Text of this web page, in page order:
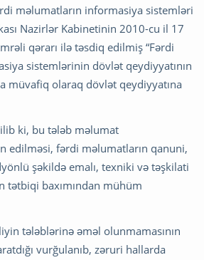
məlumatların informasiya sistemləri
Nazirlər Kabinetinin 2010-cu il 17
qərarı ilə təsdiq edilmiş “Fərdi
sistemlərinin dövlət qeydiyyatının
müvafiq olaraq dövlət qeydiyyatına
ki, bu tələb məlumat
edilməsi, fərdi məlumatların qanuni,
şəkildə emalı, texniki və təşkilati
tətbiqi baxımından mühüm
tələblərinə əməl olunmamasının
vurğulanıb, zəruri hallarda